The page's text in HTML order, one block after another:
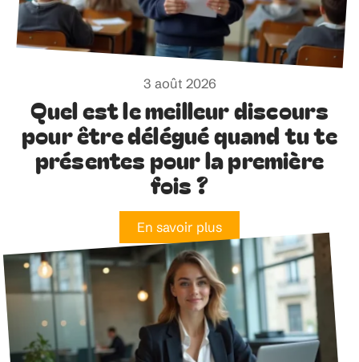
3 août 2026
Quel est le meilleur discours
pour être délégué quand tu te
présentes pour la première
fois ?
En savoir plus